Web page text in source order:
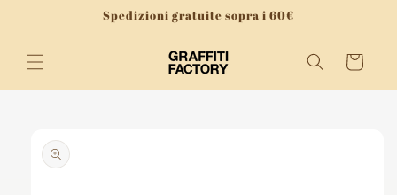
direttamenteSpedizioni gratuite sopra i 60€
Carrello
prodotto